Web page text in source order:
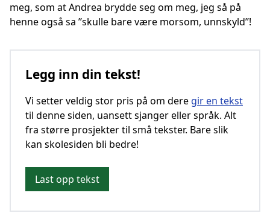
meg, som at Andrea brydde seg om meg, jeg så på
henne også sa ’’skulle bare være morsom, unnskyld’’!
Legg inn din tekst!
Vi setter veldig stor pris på om dere gir en tekst
til denne siden, uansett sjanger eller språk. Alt
fra større prosjekter til små tekster. Bare slik
kan skolesiden bli bedre!
Last opp tekst